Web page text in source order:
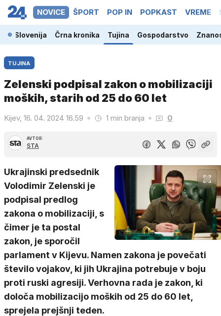
NOVICE ŠPORT POP IN POPKAST VREME
Slovenija Črna kronika Tujina Gospodarstvo
TUJINA
Zelenski podpisal zakon o mobilizaciji
moških, starih od 25 do 60 let
Kijev, 16. 04. 2024 16.59 1 min branja 0
AVTOR:
STA
Ukrajinski predsednik
Volodimir Zelenski je
podpisal predlog
zakona o mobilizaciji, s
čimer je ta postal
zakon, je sporočil
parlament v Kijevu. Namen zakona je povečati
število vojakov, ki jih Ukrajina potrebuje v boju
proti ruski agresiji. Verhovna rada je zakon, ki
določa mobilizacijo moških od 25 do 60 let,
sprejela prejšnji teden.